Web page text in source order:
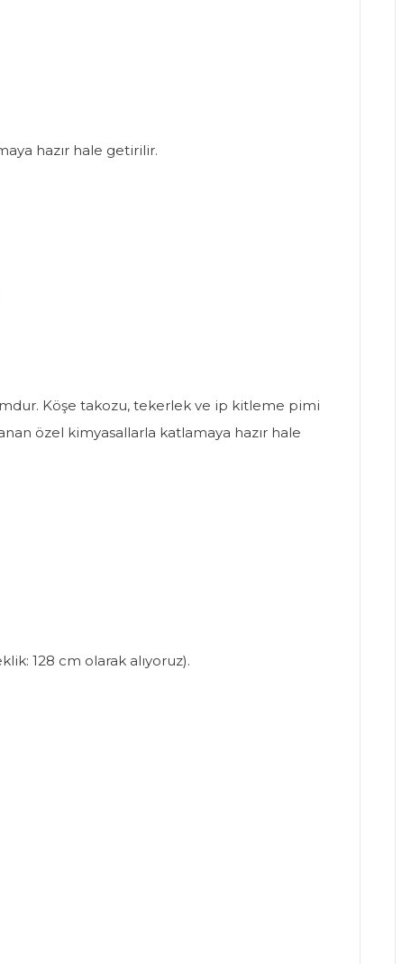
hazır hale getirilir.
Köşe takozu, tekerlek ve ip kitleme pimi
özel kimyasallarla katlamaya hazır hale
128 cm olarak alıyoruz).